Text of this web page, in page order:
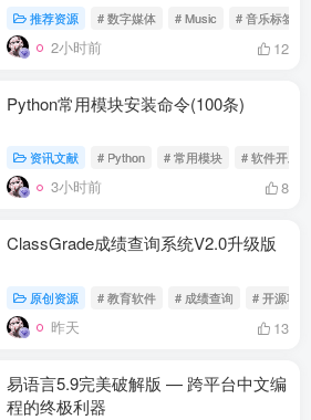
推荐资源 # 数字媒体 # Music # 音乐标签
2小时前 12
Python常用模块安装命令(100条)
资讯文献 # Python # 常用模块 # 软件开发
3小时前 8
ClassGrade成绩查询系统V2.0升级版
原创资源 # 教育软件 # 成绩查询 # 开源项目
昨天 13
易语言5.9完美破解版 — 跨平台中文编
程的终极利器